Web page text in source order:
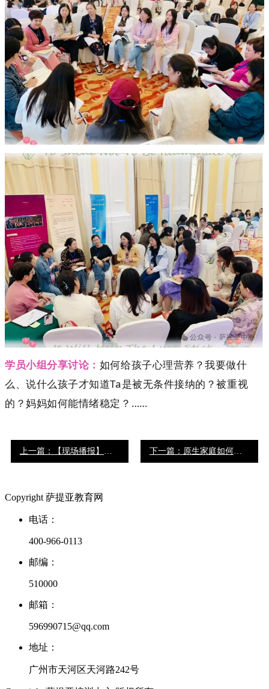
学员小组分享讨论： 如何给孩子心理营养？我要做什
么、说什么孩子才知道Ta是被无条件接纳的？被重视
的？妈妈如何能情绪稳定？……
Copyright 萨提亚教育网
电话：
400-966-0113
邮编：
510000
邮箱：
596990715@qq.com
地址：
广州市天河区天河路242号